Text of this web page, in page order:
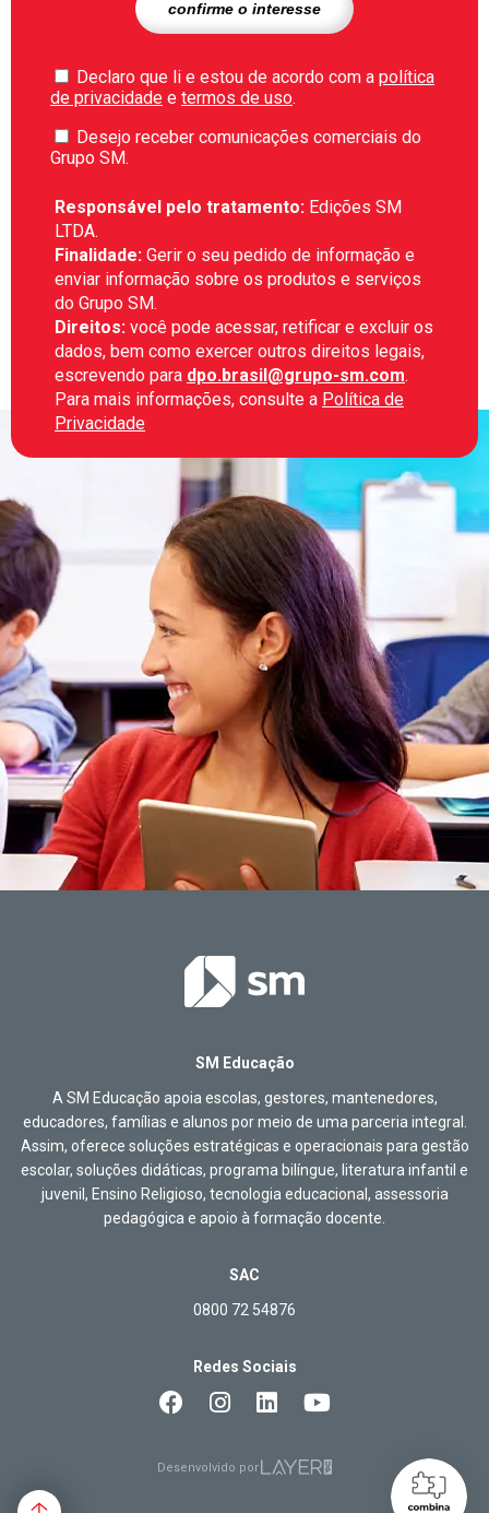
Declaro que li e estou de acordo com a política
de privacidade e termos de uso.
Desejo receber comunicações comerciais do
Grupo SM.
Responsável pelo tratamento: Edições SM
LTDA.
Finalidade: Gerir o seu pedido de informação e
enviar informação sobre os produtos e serviços
do Grupo SM.
Direitos: você pode acessar, retificar e excluir os
dados, bem como exercer outros direitos legais,
escrevendo para dpo.brasil@grupo-sm.com.
Para mais informações, consulte a Política de
Privacidade
SM Educação
A SM Educação apoia escolas, gestores, mantenedores,
educadores, famílias e alunos por meio de uma parceria integral.
Assim, oferece soluções estratégicas e operacionais para gestão
escolar, soluções didáticas, programa bilíngue, literatura infantil e
juvenil, Ensino Religioso, tecnologia educacional, assessoria
pedagógica e apoio à formação docente.
SAC
0800 72 54876
Redes Sociais
Desenvolvido por